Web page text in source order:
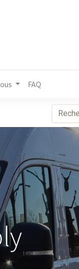
FAQ